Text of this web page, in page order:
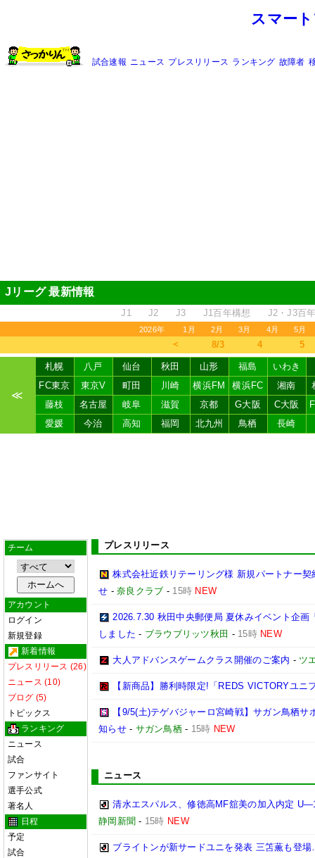
スマー
試合速報 ニュース プレスリリース ランキング 故障者
Jリーグ 最新情報
J1 J2 J3 J1百年構想 J2・J3百
2026年 1月 2月 3月 4月 5月
＜ 8/3 4 5
≪
札幌 八戸 仙台 秋田 山形 福島
いわき
FC東京
東京V 町田 川崎 横浜FM 横浜FC 湘南
藤枝
名古屋 岐阜 滋賀 京都 G大阪 C大阪
愛媛
今治 高知 福岡 北九州 鳥栖 長崎
チーム
アカウント
ログイン
新規登録
新着情報
プレスリリース (26)
ニュース (10)
ブログ (5)
トピックス
ランキング
ニュース
試合
ファンサイト
選手公式
著名人
日程
予定
試合
プレスリリース
株式会社近鉄リテーリング様 新規パートナー
せ -奈良クラブ - 15時 NEW
2026.7.30 秋田中央郵便局 夏休みイベント企
しました - ブラウブリッツ秋田 - 15時 NEW
大人アドバンスゲームクラス開催のご案内 - ツ
【新商品】勝利時限定!「REDS VICTORYユニ
【9/5(土)テゲバジャーロ宮崎戦】サガン鳥栖
知らせ- サガン鳥栖- 15時 NEW
ニュース
清水エスパルス、修徳高MF舘美の加入内定
静岡新聞 - 15時 NEW
ブライトンが新サードユニを発表 三笘薫も登